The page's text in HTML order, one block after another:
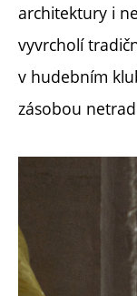
architektury i
vyvrcholí
v hudebním
zásobou